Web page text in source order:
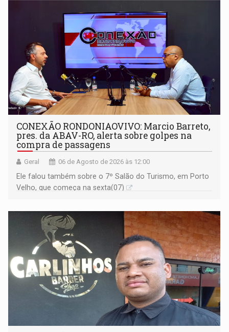
CONEXÃO RONDONIAOVIVO: Marcio Barreto,
pres. da ABAV-RO, alerta sobre golpes na
compra de passagens
Geral 06 de Agosto de 2026 às 12:00
Ele falou também sobre o 7º Salão do Turismo, em Porto
Velho, que começa na sexta(07)